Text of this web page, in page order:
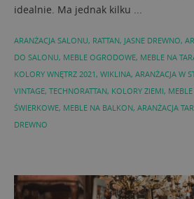
idealnie. Ma jednak kilku ...
ARANŻACJA SALONU, RATTAN, JASNE DREWNO,
DO SALONU, MEBLE OGRODOWE, MEBLE NA
KOLORY WNĘTRZ 2021, WIKLINA, ARANŻACJA W
VINTAGE, TECHNORATTAN, KOLORY ZIEMI,
ŚWIERKOWE, MEBLE NA BALKON, ARANŻACJA
DREWNO